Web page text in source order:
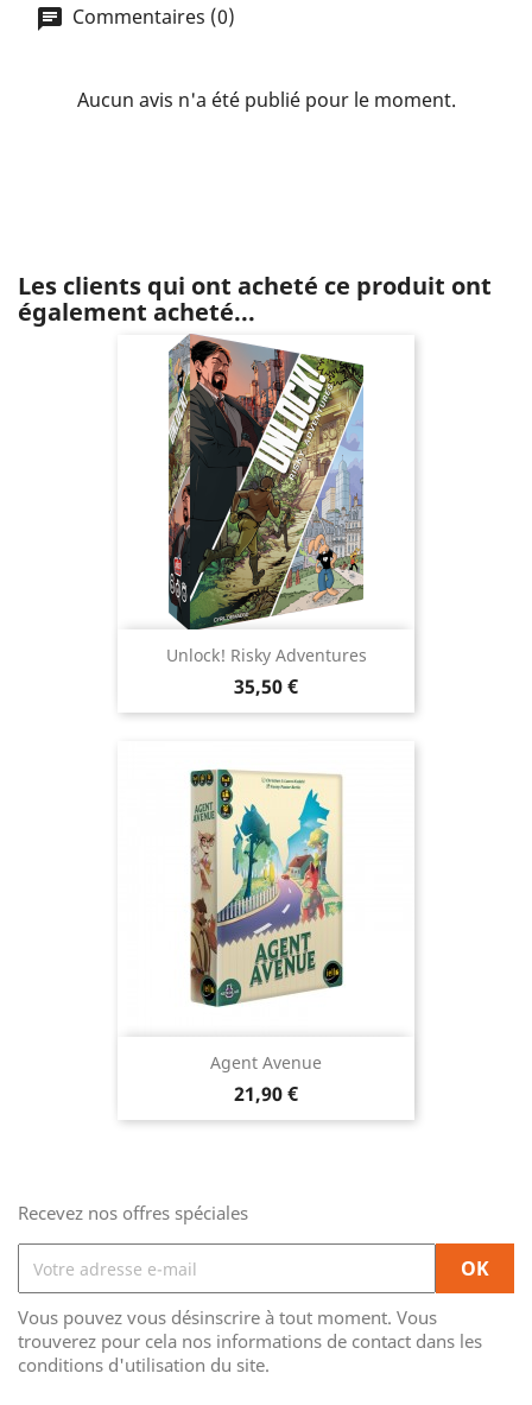
Commentaires (0)
Aucun avis n'a été publié pour le moment.
Les clients qui ont acheté ce produit ont
également acheté...
Unlock! Risky Adventures
Prix
35,50 €
Agent Avenue
Prix
21,90 €
Recevez nos offres spéciales
Vous pouvez vous désinscrire à tout moment. Vous
trouverez pour cela nos informations de contact dans les
conditions d'utilisation du site.